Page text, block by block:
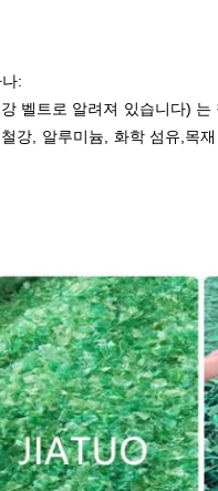
:
벨트로 알려져 있습니다)
강, 알루미늄, 화학 섬유,목